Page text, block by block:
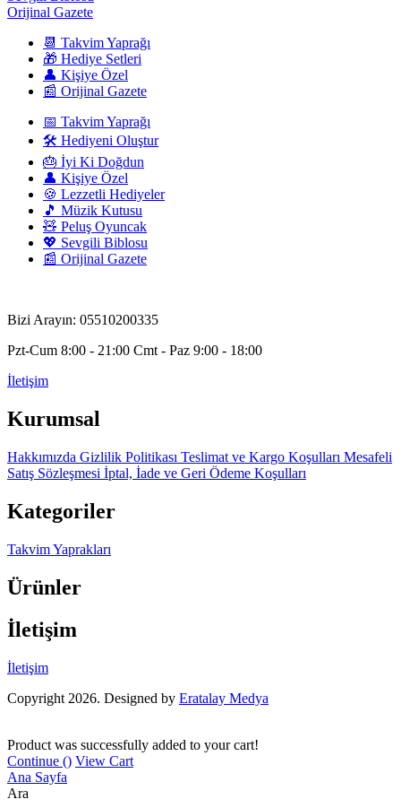
Orijinal Gazete
📆 Takvim Yaprağı
🎁 Hediye Setleri
👤 Kişiye Özel
📰 Orijinal Gazete
📅 Takvim Yaprağı
🛠️ Hediyeni Oluştur
🎂 İyi Ki Doğdun
👤 Kişiye Özel
🍪 Lezzetli Hediyeler
🎵 Müzik Kutusu
🧸 Peluş Oyuncak
💖 Sevgili Biblosu
📰 Orijinal Gazete
Bizi Arayın: 05510200335
Pzt-Cum 8:00 - 21:00 Cmt - Paz 9:00 - 18:00
İletişim
Kurumsal
Hakkımızda Gizlilik Politikası Teslimat ve Kargo Koşulları Mesafeli
Satış Sözleşmesi İptal, İade ve Geri Ödeme Koşulları
Kategoriler
Takvim Yaprakları
Ürünler
İletişim
İletişim
Copyright 2026. Designed by Eratalay Medya
Product was successfully added to your cart!
Continue () View Cart
Ana Sayfa
Ara